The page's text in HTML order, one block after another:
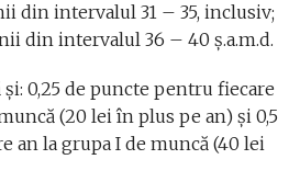
din intervalul 31 – 35, inclusiv;
din intervalul 36 – 40 ş.a.m.d.
și: 0,25 de puncte pentru fiecare
(20 lei în plus pe an) și 0,5
an la grupa I de muncă (40 lei